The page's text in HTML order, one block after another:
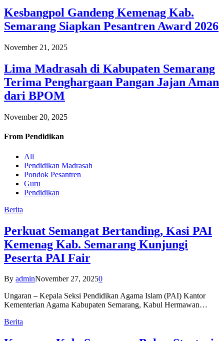
Kesbangpol Gandeng Kemenag Kab.
Semarang Siapkan Pesantren Award 2026
November 21, 2025
Lima Madrasah di Kabupaten Semarang
Terima Penghargaan Pangan Jajan Aman
dari BPOM
November 20, 2025
From Pendidikan
All
Pendidikan Madrasah
Pondok Pesantren
Guru
Pendidikan
Berita
Perkuat Semangat Bertanding, Kasi PAI
Kemenag Kab. Semarang Kunjungi
Peserta PAI Fair
By adminNovember 27, 20250
Ungaran – Kepala Seksi Pendidikan Agama Islam (PAI) Kantor
Kementerian Agama Kabupaten Semarang, Kabul Hermawan…
Berita